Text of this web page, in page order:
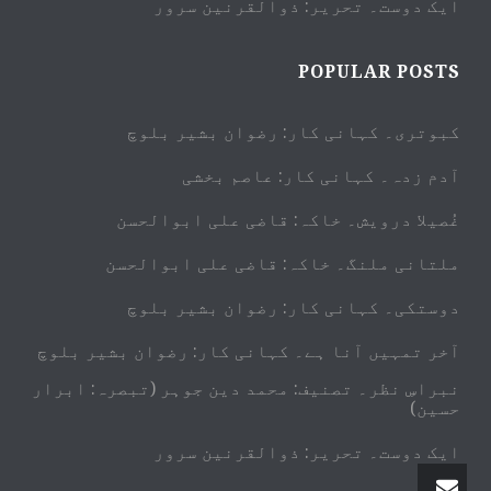
ایک دوست۔ تحریر: ذوالقرنین سرور
POPULAR POSTS
کبوتری۔ کہانی کار: رضوان بشیر بلوچ
آدم زدہ۔ کہانی کار: عاصم بخشی
غُصیلا درویش۔ خاکہ: قاضی علی ابوالحسن
ملتانی ملنگ۔ خاکہ: قاضی علی ابوالحسن
دوستکی۔ کہانی کار: رضوان بشیر بلوچ
آخر تمہیں آنا ہے۔ کہانی کار: رضوان بشیر بلوچ
نبراسِ نظر۔ تصنیف: محمد دین جوہر (تبصرہ: ابرار
حسین)
ایک دوست۔ تحریر: ذوالقرنین سرور